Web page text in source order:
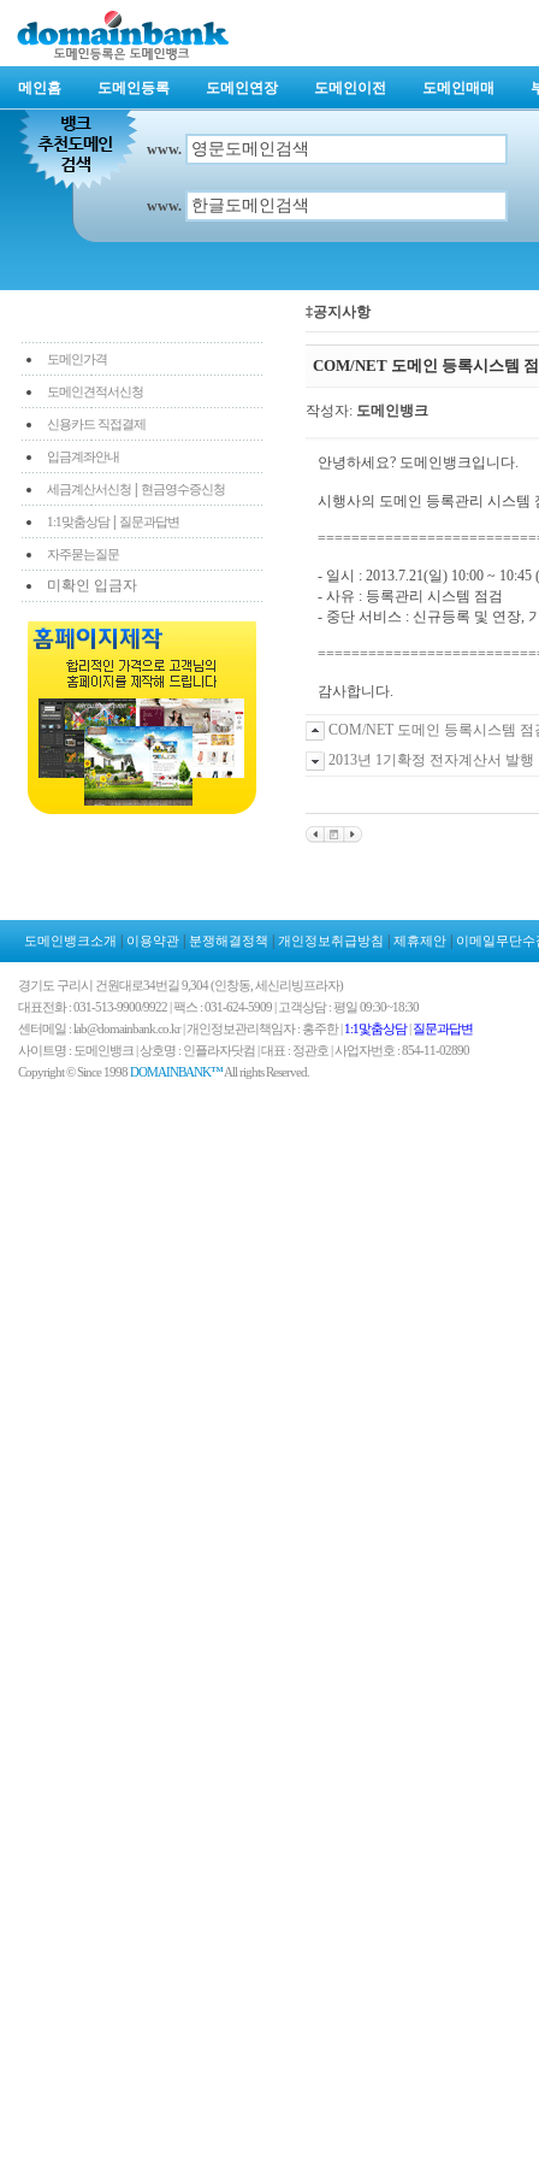
메인홈 도메인등록 도메인연장 도메인이전 도메인매매
www.
www.
도메인가격
도메인견적서신청
신용카드 직접결제
입금계좌안내
세금계산서신청 현금영수증신청
1:1맞춤상담| 질문과답변
자주묻는질문
미확인 입금자
‡공지사항
COM/NET 도메인 등록시스템
작성자: 도메인뱅크
안녕하세요? 도메인뱅크입니다.
시행사의 도메인 등록관리 시스템
- 일시 : 2013.7.21(일) 10:00 ~
- 사유 : 등록관리 시스템 점검
- 중단 서비스 : 신규등록 및 연장,
감사합니다.
COM/NET 도메인 등록시스템
2013년 1기확정 전자계산서 발
도메인뱅크소개 이용약관 분쟁해결정책 개인정보취급방침 제휴제안 이메일무단수
경기도 구리시 건원대로34번길 9,304 (인창동, 세신리빙프라자)
대표전화 : 031-513-9900/9922 | 팩스 : 031-624-5909 | 고객상담 : 평일 09:30~18:30
센터메일 : lab@domainbank.co.kr | 개인정보관리책임자 : 홍주한 |1:1맟춤상담|질문과답변
사이트명 : 도메인뱅크 | 상호명 : 인플라자닷컴 | 대표 : 정관호 | 사업자번호 : 854-11-02890
Copyright © Since 1998DOMAINBANK™All rights Reserved.